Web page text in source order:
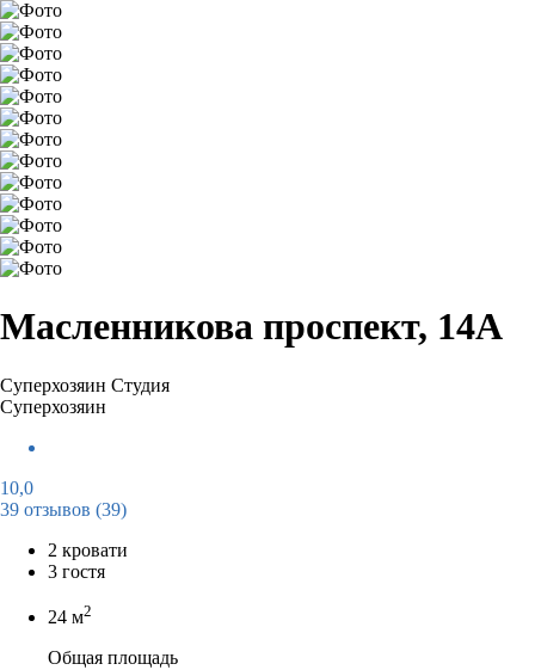
Масленникова проспект, 14А
Суперхозяин Студия
Суперхозяин
10,0
39 отзывов (39)
2 кровати
3 гостя
24 м2
Общая площадь